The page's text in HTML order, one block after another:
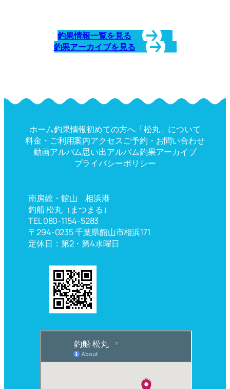
釣果情報一覧を見る
釣果アーカイブを見る
ホーム釣果情報初めての方へ「松丸」について
料金・ご利用案内アクセスご予約・お問い合わせ
動画アルバム思い出アルバム釣果アーカイブ
プライバシーポリシー
南房総・館山 相浜港
釣船 松丸（まつまる）
TEL 080-1154-5283
〒294-0235 千葉県館山市相浜171
定休日：第2・第4水曜日